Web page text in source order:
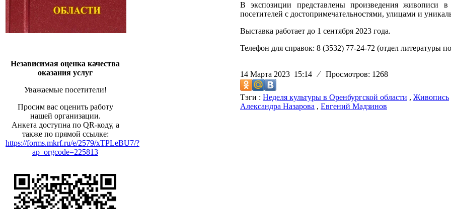
Независимая оценка качества
оказания услуг
Уважаемые посетители!
Просим вас оценить работу
нашей организации.
Анкета доступна по QR-коду, а
также по прямой ссылке:
https://forms.mkrf.ru/e/2579/xTPLeBU7/?
ap_orgcode=225813
В экспозиции представлены произведения живописи
посетителей с достопримечательностями, улицами и
Выставка работает до 1 сентября 2023 года.
Телефон для справок: 8 (3532) 77-24-72 (отдел литературы
14 Марта 2023 15:14 ⁄ Просмотров: 1268
Тэги : Неделя культуры в Оренбургской области , Живопись
Александра Назарова , Евгений Мадзинов